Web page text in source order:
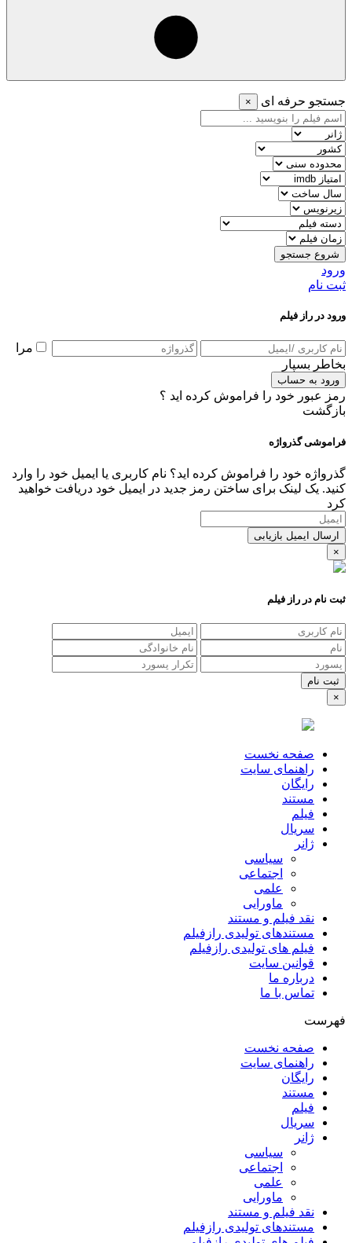
جستجو حرفه ای ×
شروع جستجو
ورود
ثبت نام
ورود در راز فیلم
مرا
بخاطر بسپار
ورود به حساب
رمز عبور خود را فراموش کرده اید ؟
بازگشت
فراموشی گذرواژه
گذرواژه خود را فراموش کرده اید؟ نام کاربری یا ایمیل خود را وارد
کنید. یک لینک برای ساختن رمز جدید در ایمیل خود دریافت خواهید
کرد
ارسال ایمیل بازیابی
×
ثبت نام در راز فیلم
×
صفحه نخست
راهنمای سایت
رایگان
مستند
فیلم
سریال
ژانر
سیاسی
اجتماعی
علمی
ماورایی
نقد فیلم و مستند
مستندهای تولیدی رازفیلم
فیلم های تولیدی رازفیلم
قوانین سایت
درباره ما
تماس با ما
فهرست
صفحه نخست
راهنمای سایت
رایگان
مستند
فیلم
سریال
ژانر
سیاسی
اجتماعی
علمی
ماورایی
نقد فیلم و مستند
مستندهای تولیدی رازفیلم